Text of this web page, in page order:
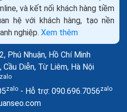
Cửa cuốn được cuộn tròn
cửa khi mở và...
và kết nối khách hàng tiềm
hệ với khách hàng, tạo nền
nghiệp. Xem thêm
Phú Nhuận, Hồ Chí Minh
Cầu Diễn, Từ Liêm, Hà Nội
zalo
zalo - Hỗ trợ: 090.696.7056zalo